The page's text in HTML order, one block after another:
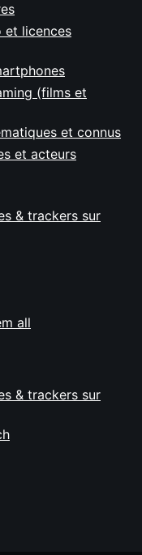
et licences
(films et
et connus
et acteurs
& trackers sur
all
& trackers sur